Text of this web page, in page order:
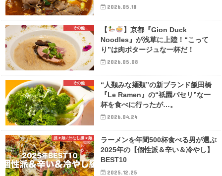
2026.05.18
その他 【
】京都『Gion Duck
Noodles』が浅草に上陸！“こって
り”は肉ポタージュな一杯だ！
2026.05.08
その他
“人類みな麺類”の新ブランド飯田橋
『Le Ramen』の“祇園パセリ”な一
杯を食べに行ったが…。
2026.04.24
担々麺 / 汁なし担々麺
ラーメンを年間500杯食べる男が選ぶ
2025年の【個性派＆辛い＆冷やし】
BEST10
2025.12.25